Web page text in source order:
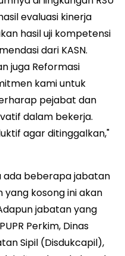
evaluasi kinerja
hasil uji kompetensi
dari KASN.
juga Reformasi
kami untuk
pejabat dan
dalam bekerja.
agar ditinggalkan,"
ada beberapa jabatan
kosong ini akan
jabatan yang
Perkim, Dinas
Sipil (Disdukcapil),